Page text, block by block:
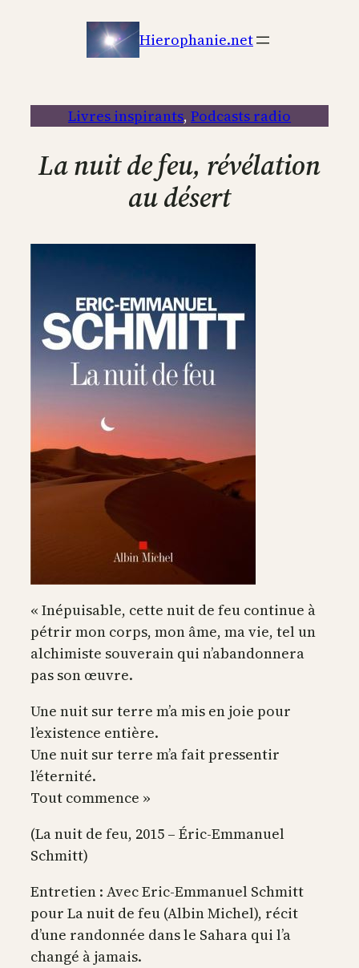
Hierophanie.net
Livres inspirants, Podcasts radio
La nuit de feu, révélation
au désert
« Inépuisable, cette nuit de feu continue à
pétrir mon corps, mon âme, ma vie, tel un
alchimiste souverain qui n’abandonnera
pas son œuvre.
Une nuit sur terre m’a mis en joie pour
l’existence entière.
Une nuit sur terre m’a fait pressentir
l’éternité.
Tout commence »
(La nuit de feu, 2015 – Éric-Emmanuel
Schmitt)
Entretien : Avec Eric-Emmanuel Schmitt
pour La nuit de feu (Albin Michel), récit
d’une randonnée dans le Sahara qui l’a
changé à jamais.